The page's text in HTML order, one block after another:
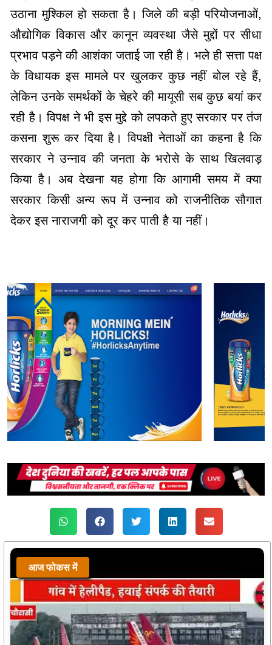
उठाना मुश्किल हो सकता है। जिले की बड़ी परियोजनाओं,
औद्योगिक विकास और कानून व्यवस्था जैसे मुद्दों पर सीधा
प्रभाव पड़ने की आशंका जताई जा रही है। ​भले ही सत्ता पक्ष
के विधायक इस मामले पर खुलकर कुछ नहीं बोल रहे हैं,
लेकिन उनके समर्थकों के चेहरे की मायूसी सब कुछ बयां कर
रही है। विपक्ष ने भी इस मुद्दे को लपकते हुए सरकार पर तंज
कसना शुरू कर दिया है। विपक्षी नेताओं का कहना है कि
सरकार ने उन्नाव की जनता के भरोसे के साथ खिलवाड़
किया है। ​अब देखना यह होगा कि आगामी समय में क्या
सरकार किसी अन्य रूप में उन्नाव को राजनीतिक सौगात
देकर इस नाराजगी को दूर कर पाती है या नहीं।
आज फोकस में